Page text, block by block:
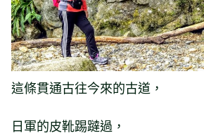
這條貫通古往今來的古道，
日軍的皮靴踢躂過，